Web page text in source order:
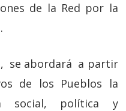
de la Red por la
se abordará a partir
de los Pueblos la
social, política y